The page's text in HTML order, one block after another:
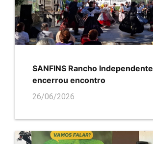
SANFINS Rancho Independente
encerrou encontro
26/06/2026